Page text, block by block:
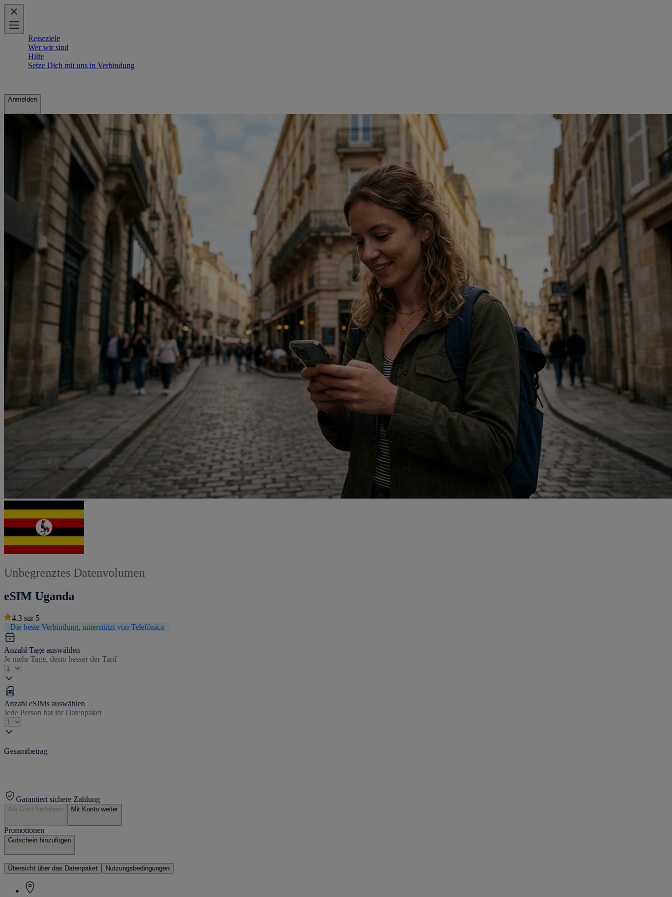
Reiseziele
Wer wir sind
Hilfe
Setze Dich mit uns in Verbindung
Anmelden
Unbegrenztes Datenvolumen
eSIM Uganda
4.3 sur 5
Die beste Verbindung, unterstützt von Telefónica
Anzahl Tage auswählen
Je mehr Tage, desto besser der Tarif
Anzahl eSIMs auswählen
Jede Person hat ihr Datenpaket
Gesamtbetrag
Garantiert sichere Zahlung
Als Gast fortfahren Mit Konto weiter
Promotionen
Gutschein hinzufügen
Übersicht über das Datenpaket Nutzungsbedingungen